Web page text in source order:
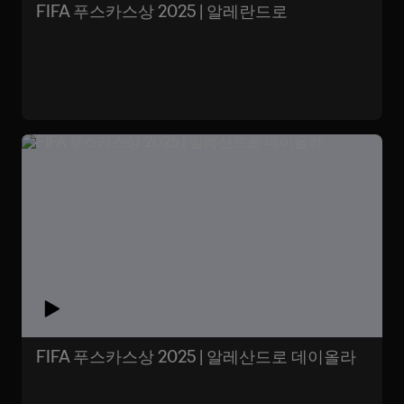
FIFA 푸스카스상 2025 | 알레란드로
FIFA 푸스카스상 2025 | 알레산드로 데이올라